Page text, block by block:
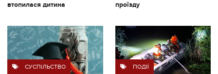
втопилася дитина
проїзду
СУСПІЛЬСТВО ПОДІЇ